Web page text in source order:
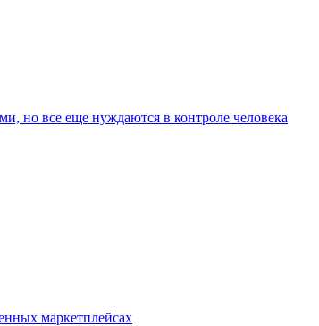
но все еще нуждаются в контроле человека
маркетплейсах